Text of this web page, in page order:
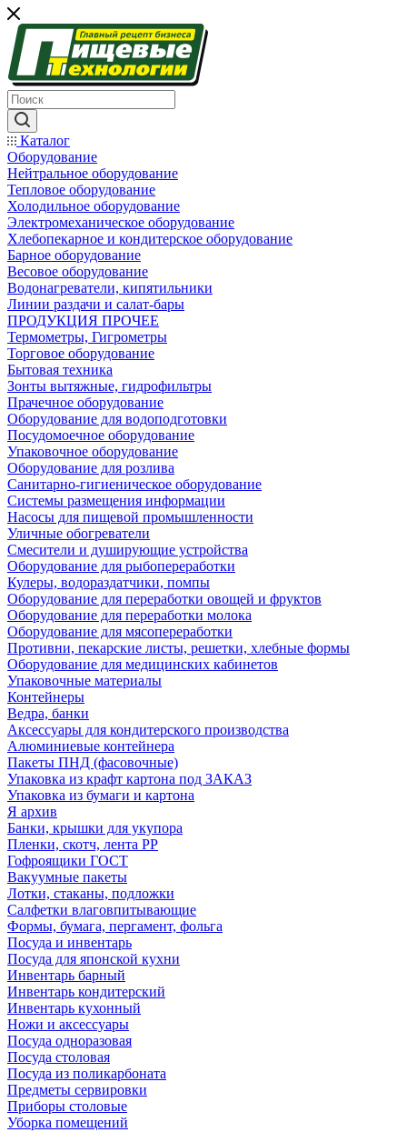
Каталог
Оборудование
Нейтральное оборудование
Тепловое оборудование
Холодильное оборудование
Электромеханическое оборудование
Хлебопекарное и кондитерское оборудование
Барное оборудование
Весовое оборудование
Водонагреватели, кипятильники
Линии раздачи и салат-бары
ПРОДУКЦИЯ ПРОЧЕЕ
Термометры, Гигрометры
Торговое оборудование
Бытовая техника
Зонты вытяжные, гидрофильтры
Прачечное оборудование
Оборудование для водоподготовки
Посудомоечное оборудование
Упаковочное оборудование
Оборудование для розлива
Санитарно-гигиеническое оборудование
Системы размещения информации
Насосы для пищевой промышленности
Уличные обогреватели
Смесители и душирующие устройства
Оборудование для рыбопереработки
Кулеры, водораздатчики, помпы
Оборудование для переработки овощей и фруктов
Оборудование для переработки молока
Оборудование для мясопереработки
Противни, пекарские листы, решетки, хлебные формы
Оборудование для медицинских кабинетов
Упаковочные материалы
Контейнеры
Ведра, банки
Аксессуары для кондитерского производства
Алюминиевые контейнера
Пакеты ПНД (фасовочные)
Упаковка из крафт картона под ЗАКАЗ
Упаковка из бумаги и картона
Я архив
Банки, крышки для укупора
Пленки, скотч, лента РР
Гофроящики ГОСТ
Вакуумные пакеты
Лотки, стаканы, подложки
Салфетки влаговпитывающие
Формы, бумага, пергамент, фольга
Посуда и инвентарь
Посуда для японской кухни
Инвентарь барный
Инвентарь кондитерский
Инвентарь кухонный
Ножи и аксессуары
Посуда одноразовая
Посуда столовая
Посуда из поликарбоната
Предметы сервировки
Приборы столовые
Уборка помещений